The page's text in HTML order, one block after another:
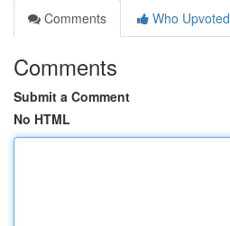
Comments
Who Upvoted
Comments
Submit a Comment
No HTML